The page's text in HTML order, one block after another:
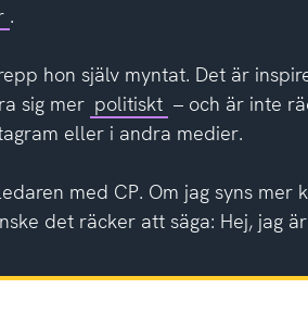
.
hon själv myntat. Det är
sig mer politiskt – och är inte
eller i andra medier.
med CP. Om jag syns mer
det räcker att säga: Hej, jag